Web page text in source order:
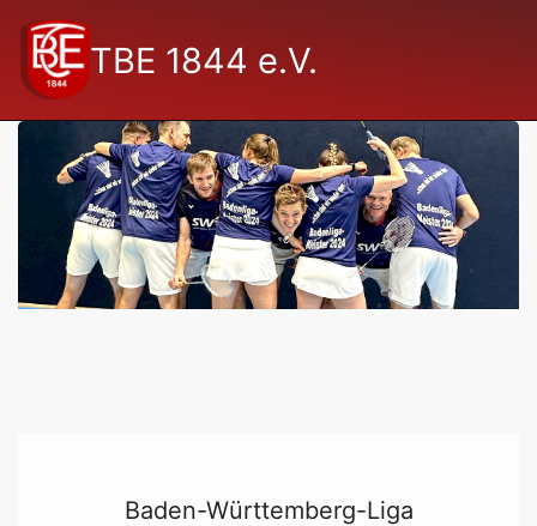
TBE 1844 e.V.
Baden-Württemberg-Liga